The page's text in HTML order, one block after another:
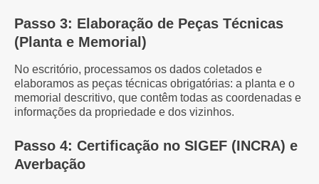
Passo 3: Elaboração de Peças Técnicas
(Planta e Memorial)
No escritório, processamos os dados coletados e
elaboramos as peças técnicas obrigatórias: a planta e o
memorial descritivo, que contêm todas as coordenadas e
informações da propriedade e dos vizinhos.
Passo 4: Certificação no SIGEF (INCRA) e
Averbação